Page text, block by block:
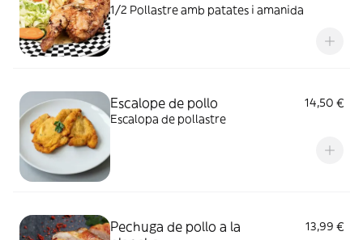
1/2 Pollastre amb patates i amanida
Escalope de pollo
14,50 €
Escalopa de pollastre
Pechuga de pollo a la
13,99 €